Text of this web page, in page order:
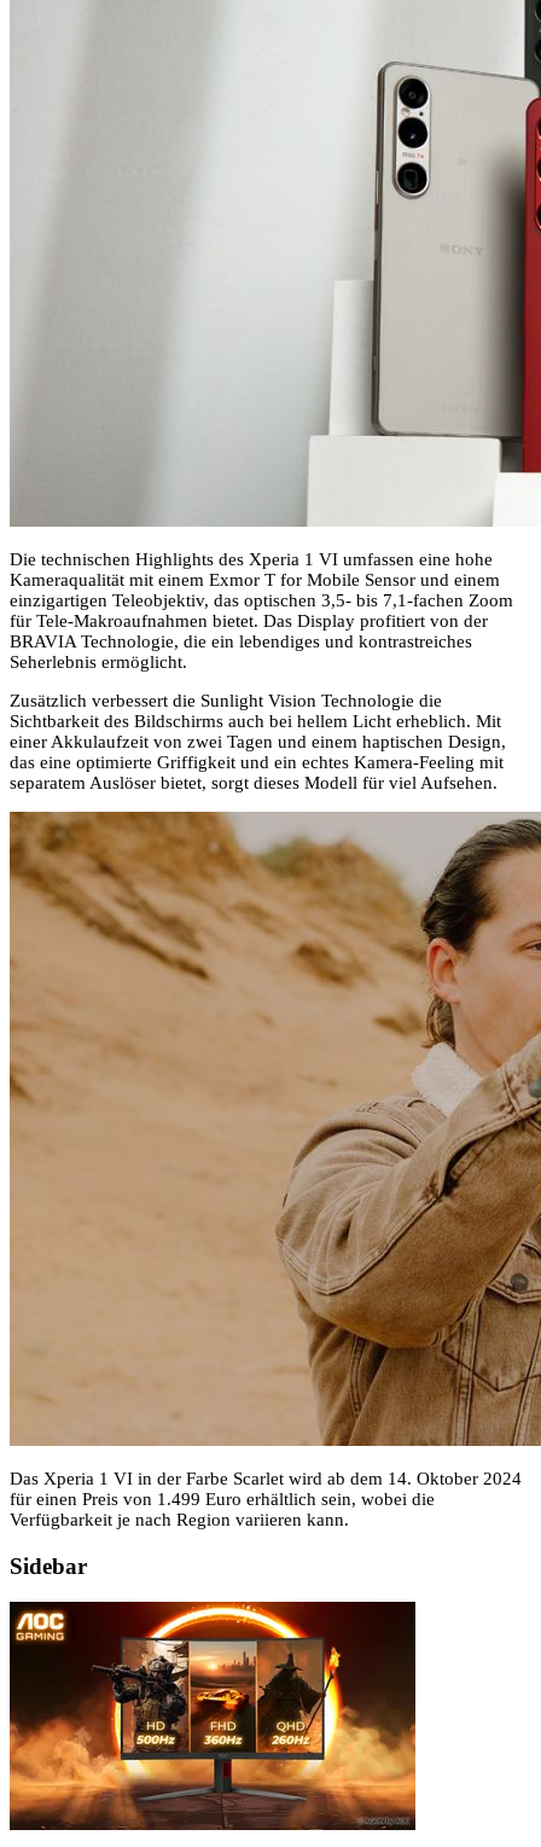
Die technischen Highlights des Xperia 1 VI umfassen eine hohe
Kameraqualität mit einem Exmor T for Mobile Sensor und einem
einzigartigen Teleobjektiv, das optischen 3,5- bis 7,1-fachen Zoom
für Tele-Makroaufnahmen bietet. Das Display profitiert von der
BRAVIA Technologie, die ein lebendiges und kontrastreiches
Seherlebnis ermöglicht.
Zusätzlich verbessert die Sunlight Vision Technologie die
Sichtbarkeit des Bildschirms auch bei hellem Licht erheblich. Mit
einer Akkulaufzeit von zwei Tagen und einem haptischen Design,
das eine optimierte Griffigkeit und ein echtes Kamera-Feeling mit
separatem Auslöser bietet, sorgt dieses Modell für viel Aufsehen.
Das Xperia 1 VI in der Farbe Scarlet wird ab dem 14. Oktober 2024
für einen Preis von 1.499 Euro erhältlich sein, wobei die
Verfügbarkeit je nach Region variieren kann.
Sidebar